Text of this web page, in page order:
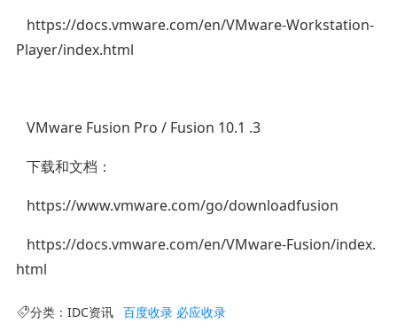
https://docs.vmware.com/en/VMware-Workstation-
Player/index.html
VMware Fusion Pro / Fusion 10.1 .3
下载和文档：
https://www.vmware.com/go/downloadfusion
https://docs.vmware.com/en/VMware-Fusion/index.
html
分类： IDC资讯 百度收录 必应收录